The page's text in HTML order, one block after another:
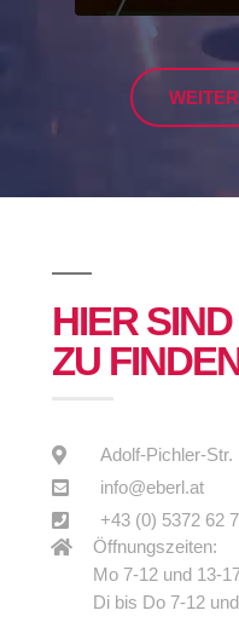
HIER
ZU
Adolf-Pichler-
info@eberl.at
+43 (0) 5372 62
Öffnungszeiten:
Mo 7-12 und 13-
Di bis Do 7-12